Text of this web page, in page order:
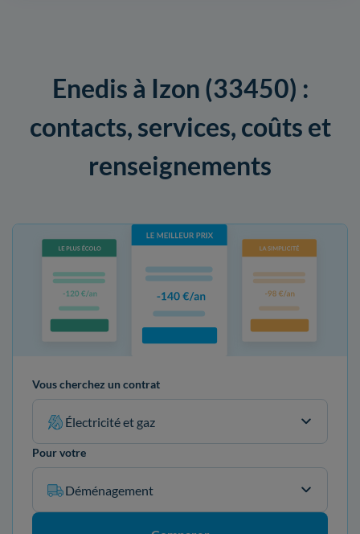
Enedis à Izon (33450) :
contacts, services, coûts et
renseignements
Vous cherchez un contrat
Électricité et gaz
Pour votre
Déménagement